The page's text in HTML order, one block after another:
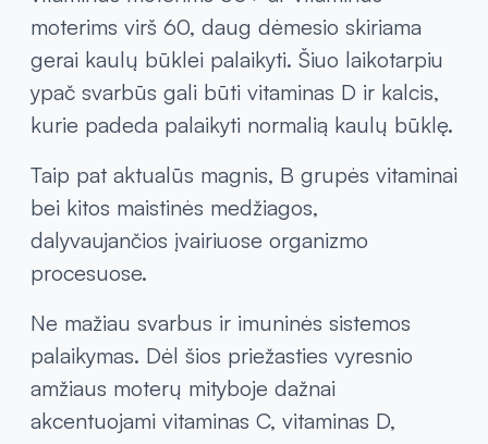
pasisavinimas bei poreikis gali skirtis nuo
ankstesnių gyvenimo etapų.
Dažnai aptariant vitaminus moterims 55+,
vitaminus moterims 60+ ar vitaminus
moterims virš 60, daug dėmesio skiriama
gerai kaulų būklei palaikyti. Šiuo laikotarpiu
ypač svarbūs gali būti vitaminas D ir kalcis,
kurie padeda palaikyti normalią kaulų būklę.
Taip pat aktualūs magnis, B grupės vitaminai
bei kitos maistinės medžiagos,
dalyvaujančios įvairiuose organizmo
procesuose.